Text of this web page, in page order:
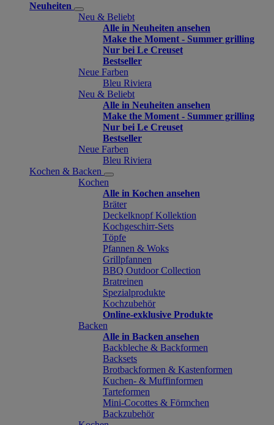
Neuheiten
Neu & Beliebt
Alle in Neuheiten ansehen
Make the Moment - Summer grilling
Nur bei Le Creuset
Bestseller
Neue Farben
Bleu Riviera
Neu & Beliebt
Alle in Neuheiten ansehen
Make the Moment - Summer grilling
Nur bei Le Creuset
Bestseller
Neue Farben
Bleu Riviera
Kochen & Backen
Kochen
Alle in Kochen ansehen
Bräter
Deckelknopf Kollektion
Kochgeschirr-Sets
Töpfe
Pfannen & Woks
Grillpfannen
BBQ Outdoor Collection
Bratreinen
Spezialprodukte
Kochzubehör
Online-exklusive Produkte
Backen
Alle in Backen ansehen
Backbleche & Backformen
Backsets
Brotbackformen & Kastenformen
Kuchen- & Muffinformen
Tarteformen
Mini-Cocottes & Förmchen
Backzubehör